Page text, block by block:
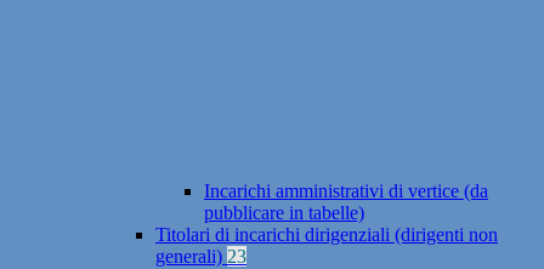
Incarichi amministrativi di vertice (da
pubblicare in tabelle)
Titolari di incarichi dirigenziali (dirigenti non
generali) 23